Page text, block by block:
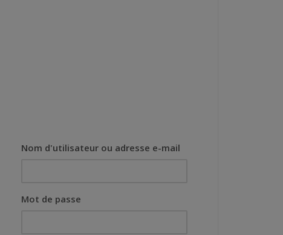
Nom d'utilisateur ou adresse e-mail
Mot de passe